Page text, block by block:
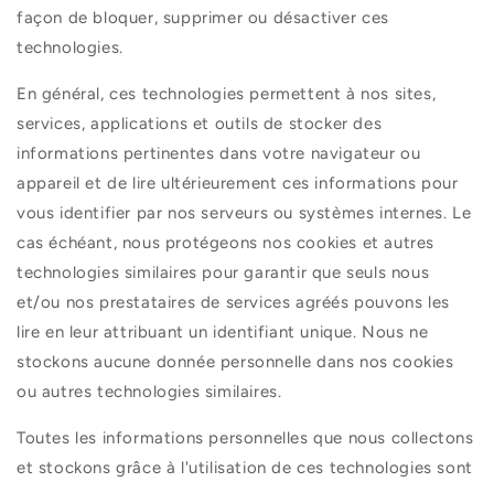
façon de bloquer, supprimer ou désactiver ces
technologies.
En général, ces technologies permettent à nos sites,
services, applications et outils de stocker des
informations pertinentes dans votre navigateur ou
appareil et de lire ultérieurement ces informations pour
vous identifier par nos serveurs ou systèmes internes. Le
cas échéant, nous protégeons nos cookies et autres
technologies similaires pour garantir que seuls nous
et/ou nos prestataires de services agréés pouvons les
lire en leur attribuant un identifiant unique. Nous ne
stockons aucune donnée personnelle dans nos cookies
ou autres technologies similaires.
Toutes les informations personnelles que nous collectons
et stockons grâce à l'utilisation de ces technologies sont